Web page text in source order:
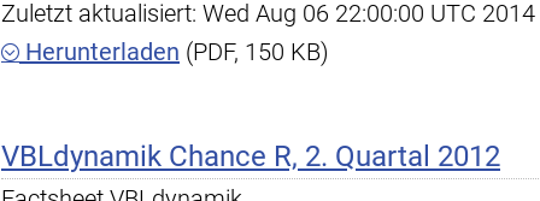
Zuletzt aktualisiert: Wed Aug 06 22:00:00 UTC 2014
Herunterladen (PDF, 150 KB)
VBLdynamik Chance R, 2. Quartal 2012